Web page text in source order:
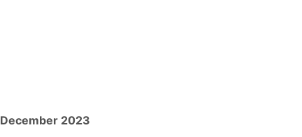
December 2023